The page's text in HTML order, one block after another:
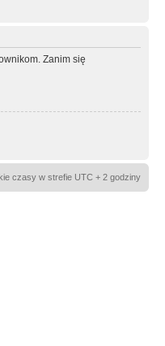
Zanim się
czasy w strefie UTC + 2 godziny